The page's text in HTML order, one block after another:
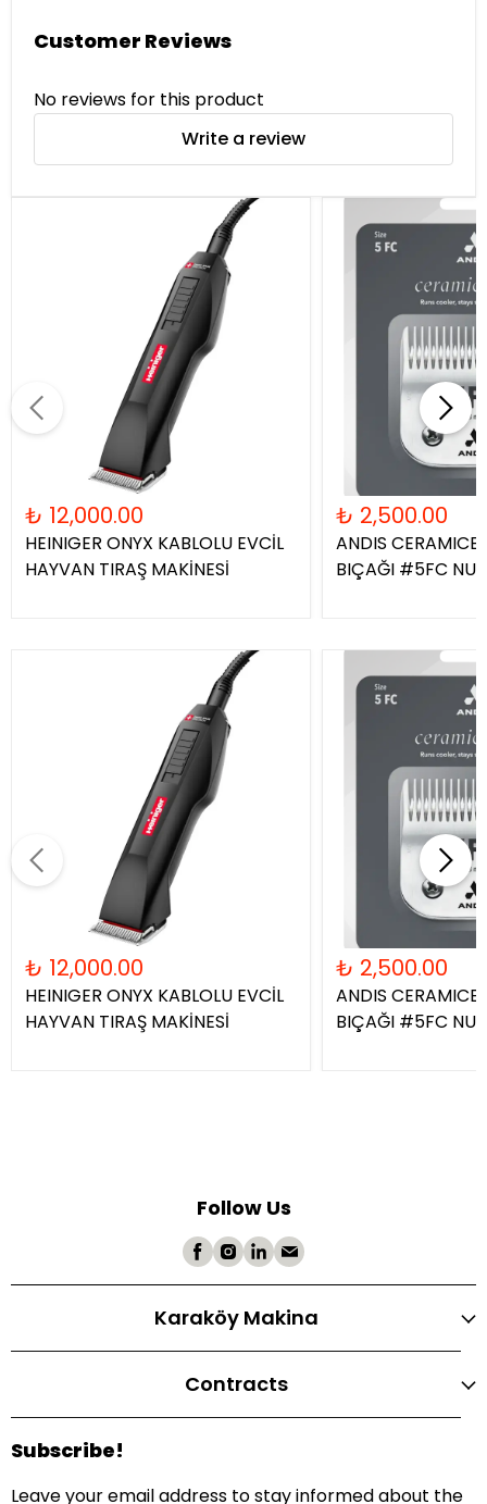
Customer Reviews
No reviews for this product
Write a review
₺ 12,000.00
HEINIGER ONYX KABLOLU EVCİL
HAYVAN TIRAŞ MAKİNESİ
₺ 2,500.00
ANDIS
BIÇAĞI #5FC
₺ 12,000.00
HEINIGER ONYX KABLOLU EVCİL
HAYVAN TIRAŞ MAKİNESİ
₺ 2,500.00
ANDIS
BIÇAĞI #5FC
Follow Us
Karaköy Makina
Contracts
Subscribe!
Leave your email address to stay informed about the